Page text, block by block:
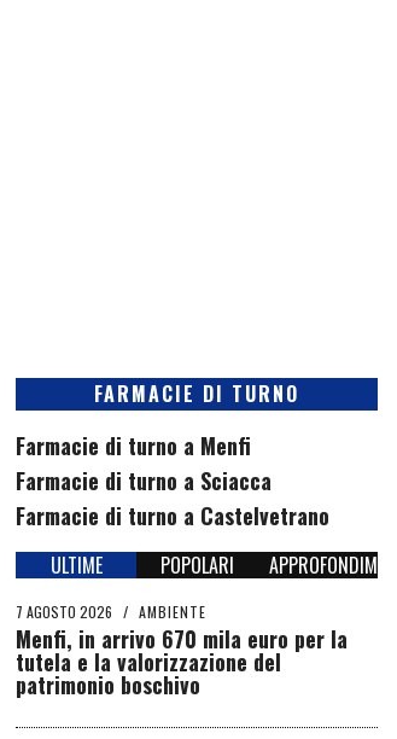
FARMACIE DI TURNO
Farmacie di turno a Menfi
Farmacie di turno a Sciacca
Farmacie di turno a Castelvetrano
ULTIME POPOLARI APPROFONDIMENTI
7 AGOSTO 2026 / AMBIENTE
Menfi, in arrivo 670 mila euro per la
tutela e la valorizzazione del
patrimonio boschivo